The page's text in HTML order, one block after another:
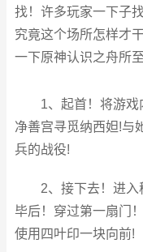
找！许多玩家一下子
究竟这个场所怎样才
一下原神认识之舟所
1、起首！将游
净善宫寻觅纳西妲!与
兵的战役!
2、接下去！进
毕后！穿过第一扇门
使用四叶印一块向前!